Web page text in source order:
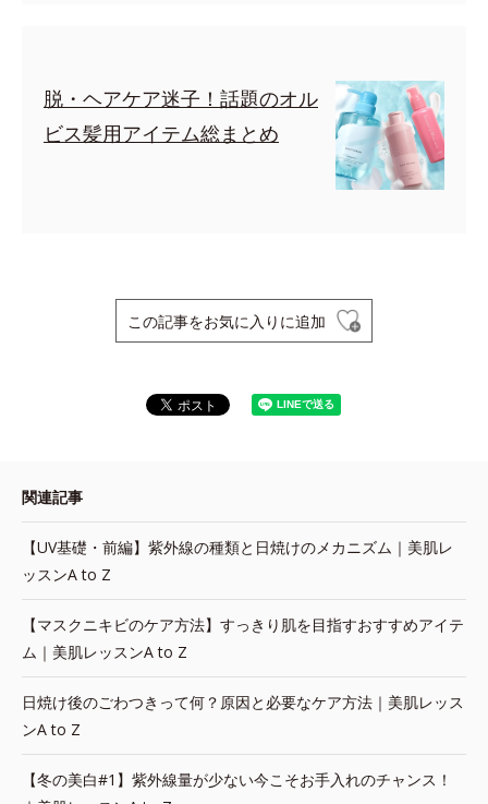
脱・ヘアケア迷子！話題のオル
ビス髪用アイテム総まとめ
この記事をお気に入りに追加
関連記事
【UV基礎・前編】紫外線の種類と日焼けのメカニズム｜美肌レ
ッスンA to Z
【マスクニキビのケア方法】すっきり肌を目指すおすすめアイテ
ム｜美肌レッスンA to Z
日焼け後のごわつきって何？原因と必要なケア方法｜美肌レッス
ンA to Z
【冬の美白#1】紫外線量が少ない今こそお手入れのチャンス！